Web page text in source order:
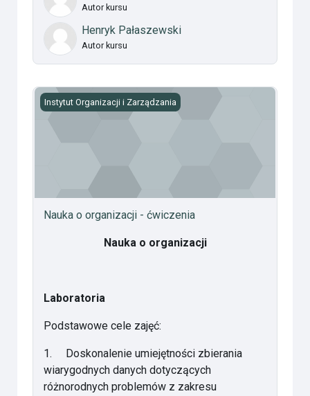
Autor kursu
Henryk Pałaszewski
Autor kursu
Nauka o organizacji - ćwiczenia
Instytut Organizacji i Zarządzania
Nauka o organizacji - ćwiczenia
Nauka o organizacji
Laboratoria
Podstawowe cele zajęć:
1. Doskonalenie umiejętności zbierania
wiarygodnych danych dotyczących
różnorodnych problemów z zakresu